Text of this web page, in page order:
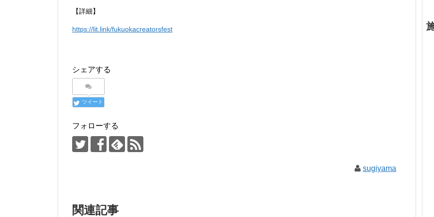
【詳細】
https://lit.link/fukuokacreatorsfest
シェアする
ツイート
フォローする
sugiyama
関連記事